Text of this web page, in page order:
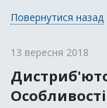
Повернутися назад
13 вересня 2018